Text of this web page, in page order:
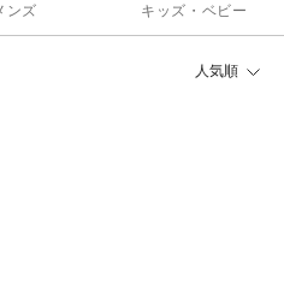
ンズ キッズ・ベビー
人気順